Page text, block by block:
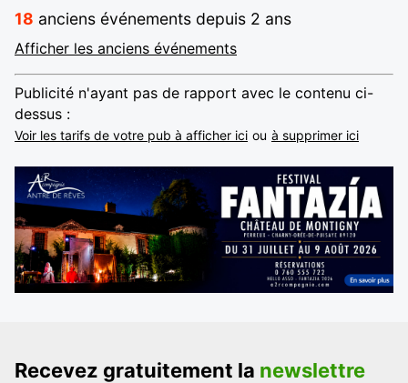
18 anciens événements depuis 2 ans
Afficher les anciens événements
Publicité n'ayant pas de rapport avec le contenu ci-
dessus :
Voir les tarifs de votre pub à afficher ici ou à supprimer ici
Recevez gratuitement la newslettre